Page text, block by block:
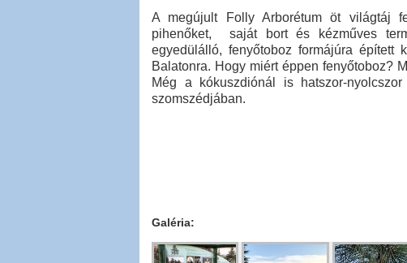
A megújult Folly Arborétum öt világtáj
pihenőket, saját bort és kézműves
egyedülálló, fenyőtoboz formájúra épített
Balatonra. Hogy miért éppen fenyőtoboz?
Még a kókuszdiónál is hatszor-
szomszédjában.
Galéria: